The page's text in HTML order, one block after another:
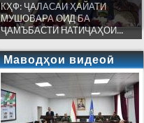
КҲФ: ҶАЛАСАИ ҲАЙАТИ
МУШОВАРА ОИД БА
ҶАМЪБАСТИ НАТИҶАҲОИ...
Маводҳои видеоӣ